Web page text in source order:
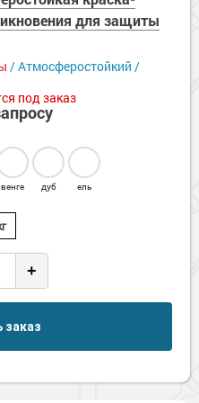
для защиты
/ Атмосферостойкий /
под заказ
венге дуб ель
+
заказ